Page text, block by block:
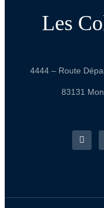
Les
4444 – Route
83131